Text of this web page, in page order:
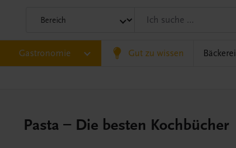
Gastronomie Gut zu wissen Bäckerei
Pasta – Die besten Kochbücher